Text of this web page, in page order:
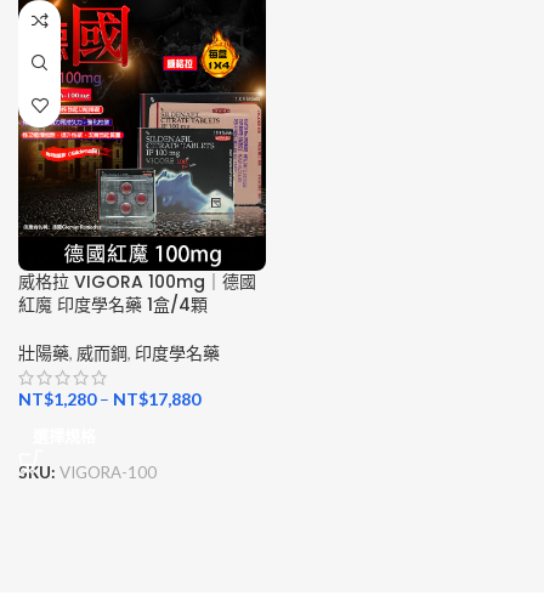
威格拉 VIGORA 100mg｜德國
紅魔 印度學名藥 1盒/4顆
壯陽藥, 威而鋼, 印度學名藥
NT$1,280– NT$17,880
SKU: VIGORA-100